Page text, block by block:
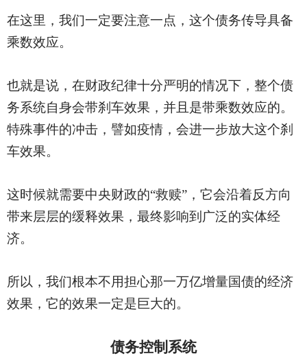
在这里，我们一定要注意一点，这个债务传导具备
乘数效应。
也就是说，在财政纪律十分严明的情况下，整个债
务系统自身会带刹车效果，并且是带乘数效应的。
特殊事件的冲击，譬如疫情，会进一步放大这个刹
车效果。
这时候就需要中央财政的“救赎”，它会沿着反方向
带来层层的缓释效果，最终影响到广泛的实体经
济。
所以，我们根本不用担心那一万亿增量国债的经济
效果，它的效果一定是巨大的。
债务控制系统